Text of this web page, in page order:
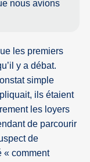
nous avions
les premiers
y a débat.
simple
ils étaient
les loyers
de parcourir
de
« comment